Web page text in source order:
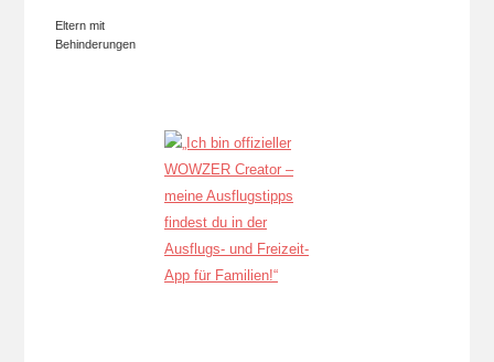
Eltern mit
Behinderungen